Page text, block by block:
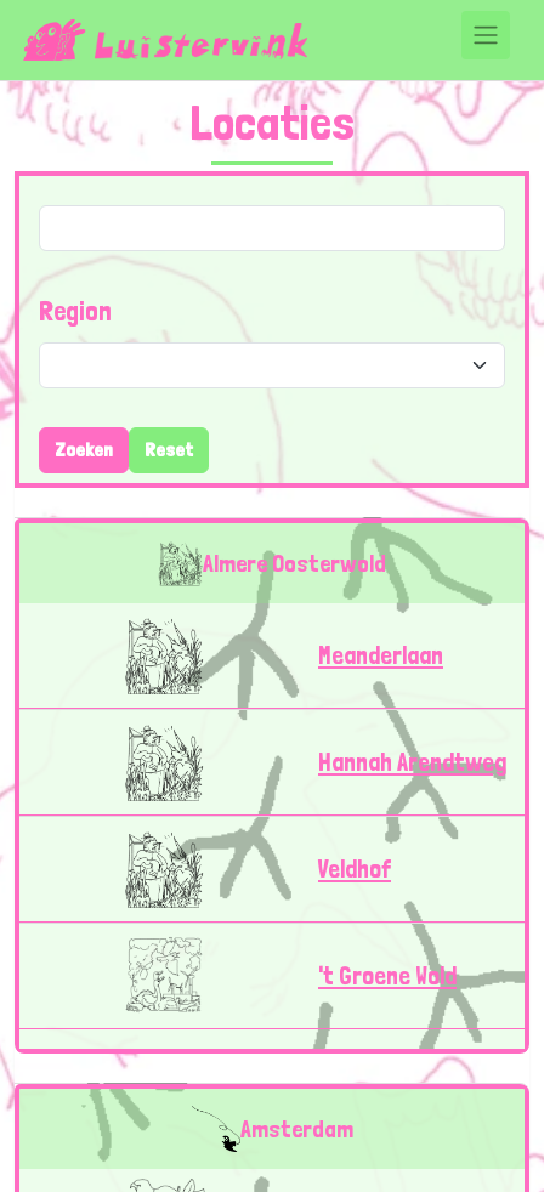
Locaties
Region
Zoeken Reset
Almere Oosterwold
Meanderlaan
Hannah Arendtweg
Veldhof
't Groene Wold
Amsterdam